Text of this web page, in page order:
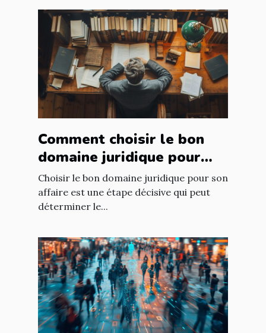
Comment choisir le bon
domaine juridique pour
votre affaire
Choisir le bon domaine juridique pour son
affaire est une étape décisive qui peut
déterminer le...